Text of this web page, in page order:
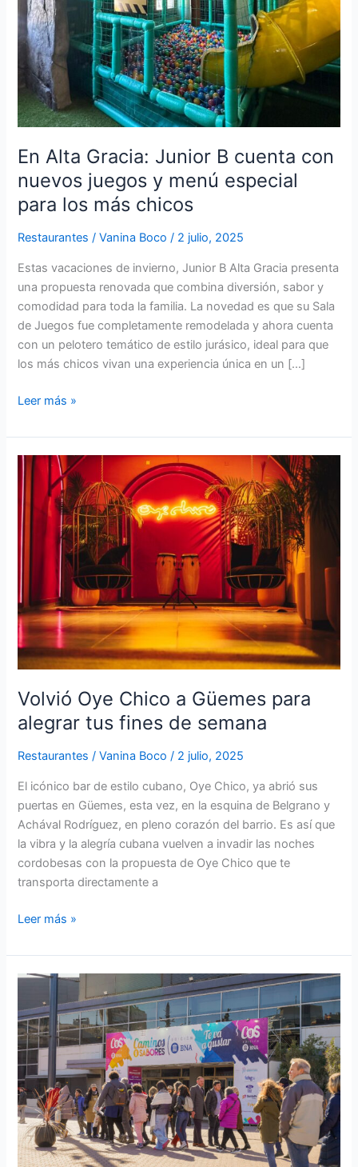
En Alta Gracia: Junior B cuenta con
nuevos juegos y menú especial
para los más chicos
Restaurantes /Vanina Boco/ 2 julio, 2025
Estas vacaciones de invierno, Junior B Alta Gracia presenta
una propuesta renovada que combina diversión, sabor y
comodidad para toda la familia. La novedad es que su Sala
de Juegos fue completamente remodelada y ahora cuenta
con un pelotero temático de estilo jurásico, ideal para que
los más chicos vivan una experiencia única en un […]
nuevos
juegos
y
menú
especial
para
los
chicos
Leer más »
Volvió Oye Chico a Güemes para
alegrar tus fines de semana
Restaurantes /Vanina Boco/ 2 julio, 2025
El icónico bar de estilo cubano, Oye Chico, ya abrió sus
puertas en Güemes, esta vez, en la esquina de Belgrano y
Achával Rodríguez, en pleno corazón del barrio. Es así que
la vibra y la alegría cubana vuelven a invadir las noches
cordobesas con la propuesta de Oye Chico que te
transporta directamente a
Volvió
Oye
Chico
a
Güemes
alegrar
tus
fines
de
semana
Leer más »
Ya
arranca:
más
de
550
productores
serán
parte
de
Caminos